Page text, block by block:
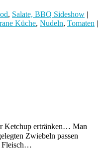
, Salate, BBQ Sideshow
Küche, Nudeln, Tomaten
Ketchup ertränken… Man
Zwiebeln passen
Fleisch…